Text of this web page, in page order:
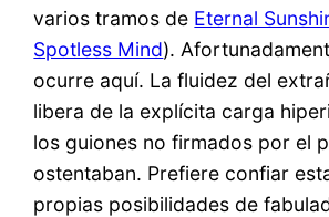
varios tramos de Eternal
Spotless Mind).
ocurre aquí. La fluidez del
libera de la explícita carga
los guiones no firmados por el
ostentaban. Prefiere confiar
propias posibilidades de